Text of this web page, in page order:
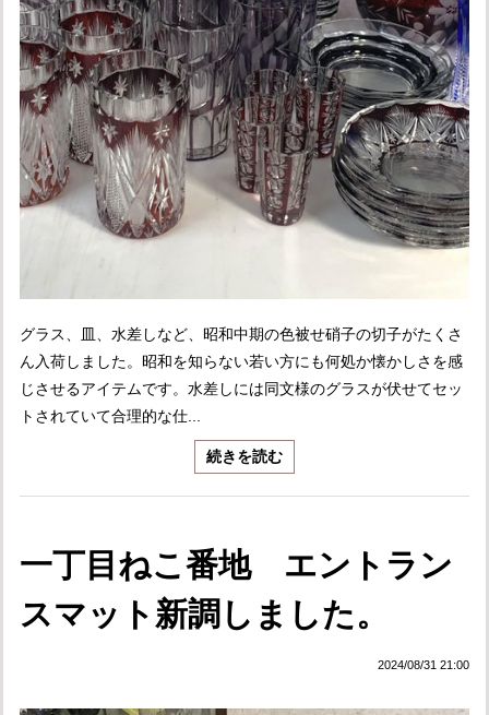
グラス、皿、水差しなど、昭和中期の色被せ硝子の切子がたくさ
ん入荷しました。昭和を知らない若い方にも何処か懐かしさを感
じさせるアイテムです。水差しには同文様のグラスが伏せてセッ
トされていて合理的な仕...
続きを読む
一丁目ねこ番地 エントラン
スマット新調しました。
2024/08/31 21:00